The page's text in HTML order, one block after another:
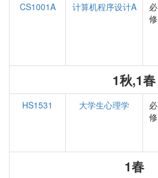
CS1001A
计算机程序设计A
必
修
1秋,1春
HS1531 大学生心理学
必
修
1春